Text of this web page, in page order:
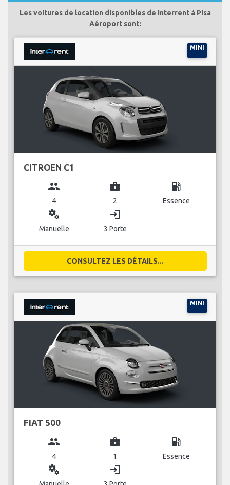
Les voitures de location disponibles de Interrent à Pisa
Aéroport sont:
MINI
CITROEN C1
group
4
business_center
2
local_gas_station
Essence
miscellaneous_services
Manuelle
login
3 Porte
CONSULTEZ LES DÉTAILS...
MINI
FIAT 500
group
4
business_center
1
local_gas_station
Essence
miscellaneous_services login